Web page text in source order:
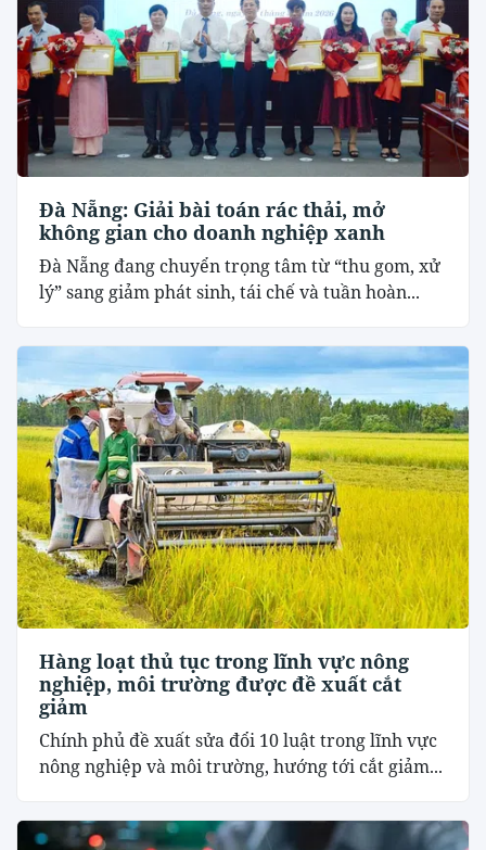
Đà Nẵng: Giải bài toán rác thải, mở
không gian cho doanh nghiệp xanh
Đà Nẵng đang chuyển trọng tâm từ “thu gom, xử
lý” sang giảm phát sinh, tái chế và tuần hoàn...
Hàng loạt thủ tục trong lĩnh vực nông
nghiệp, môi trường được đề xuất cắt
giảm
Chính phủ đề xuất sửa đổi 10 luật trong lĩnh vực
nông nghiệp và môi trường, hướng tới cắt giảm...